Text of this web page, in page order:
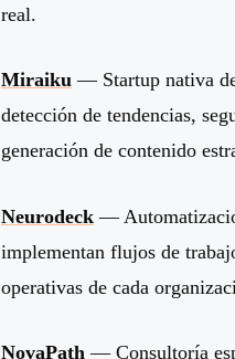
real.
Miraiku — Startup nativa
detección de tendencias,
generación de contenido
Neurodeck —
implementan flujos de
operativas de cada
NovaPath — Consultoría